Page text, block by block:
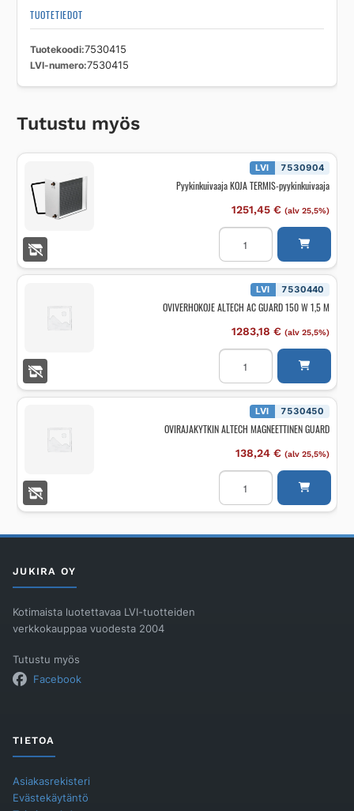
määrä
TUOTETIEDOT
Tuotekoodi 7530415
LVI-numero 7530415
Tutustu myös
LVI 7530904
Pyykinkuivaaja KOJA TERMIS-pyykinkuivaaja
1251,45 € (alv 25,5%)
Pyykinkuivaaja
KOJA
TERMIS-
pyykinkuivaaja
määrä
LVI 7530440
OVIVERHOKOJE ALTECH AC GUARD 150 W 1,5 M
1283,18 € (alv 25,5%)
OVIVERHOKOJE
ALTECH
GUARD
150
M
LVI 7530450
OVIRAJAKYTKIN ALTECH MAGNEETTINEN GUARD
138,24 € (alv 25,5%)
OVIRAJAKYTKIN
ALTECH
MAGNEETTINEN
GUARD
JUKIRA OY
Kotimaista luotettavaa LVI-tuotteiden
verkkokauppaa vuodesta 2004
Tutustu myös
Facebook
TIETOA
Asiakasrekisteri
Evästekäytäntö